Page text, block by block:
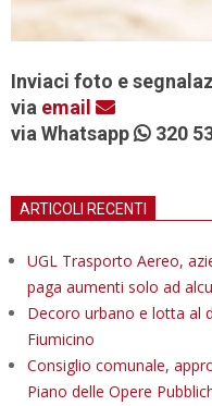
Inviaci foto e
via email
via Whatsapp
320
ARTICOLI RECENTI
UGL Trasporto Aereo,
paga aumenti solo ad
Decoro urbano e lotta al
Fiumicino
Consiglio comunale,
Piano delle Opere